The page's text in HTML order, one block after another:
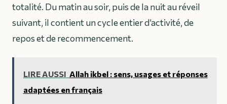
totalité. Du matin au soir, puis de la nuit au réveil
suivant, il contient un cycle entier d’activité, de
repos et de recommencement.
LIRE AUSSI Allah ikbel : sens, usages et réponses
adaptées en français